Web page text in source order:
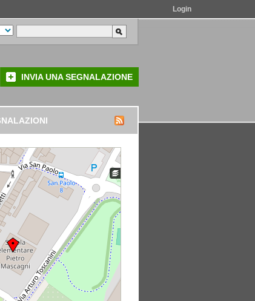
Login
INVIA UNA SEGNALAZIONE